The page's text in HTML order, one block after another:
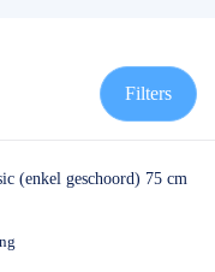
Filters
(enkel geschoord) 75 cm